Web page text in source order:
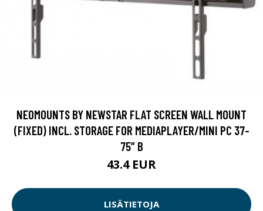
NEOMOUNTS BY NEWSTAR FLAT SCREEN WALL MOUNT
(FIXED) INCL. STORAGE FOR MEDIAPLAYER/MINI PC 37-
75” B
43.4 EUR
LISÄTIETOJA